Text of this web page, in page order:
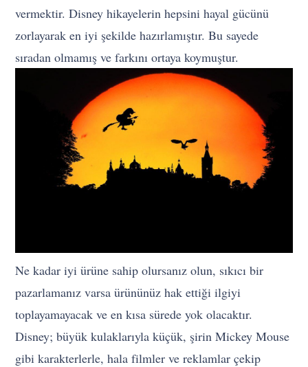
vermektir. Disney hikayelerin hepsini hayal gücünü
zorlayarak en iyi şekilde hazırlamıştır. Bu sayede
sıradan olmamış ve farkını ortaya koymuştur.
Ne kadar iyi ürüne sahip olursanız olun, sıkıcı bir
pazarlamanız varsa ürününüz hak ettiği ilgiyi
toplayamayacak ve en kısa sürede yok olacaktır.
Disney; büyük kulaklarıyla küçük, şirin Mickey Mouse
gibi karakterlerle, hala filmler ve reklamlar çekip